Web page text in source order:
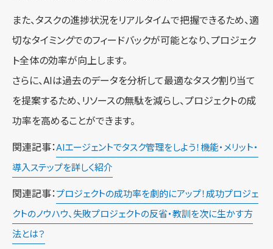
また、タスクの進捗状況をリアルタイムで把握できるため、適
切なタイミングでのフィードバックが可能となり、プロジェク
ト全体の効率が向上します。
さらに、AIは過去のデータを分析して最適なタスク割り当て
を提案するため、リソースの無駄を減らし、プロジェクトの成
功率を高めることができます。
関連記事：AIエージェントでタスク管理をしよう！機能・メリット・
導入ステップを詳しく紹介
関連記事：プロジェクトの成功率を劇的にアップ！成功プロジェ
クトのノウハウ、失敗プロジェクトの反省・教訓を次に生かす方
法とは？